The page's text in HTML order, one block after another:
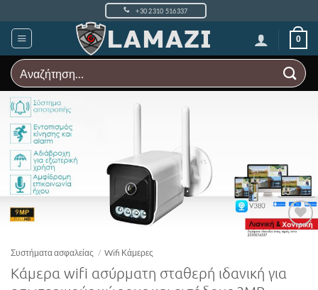
στο
περιεχόμενο
+30 2310 516337
0
Αναζήτηση
για:
Add to
Συστήματα ασφαλείας / Wifi Κάμερες
Κάμερα wifi ασύρματη σταθερή ιδανική για